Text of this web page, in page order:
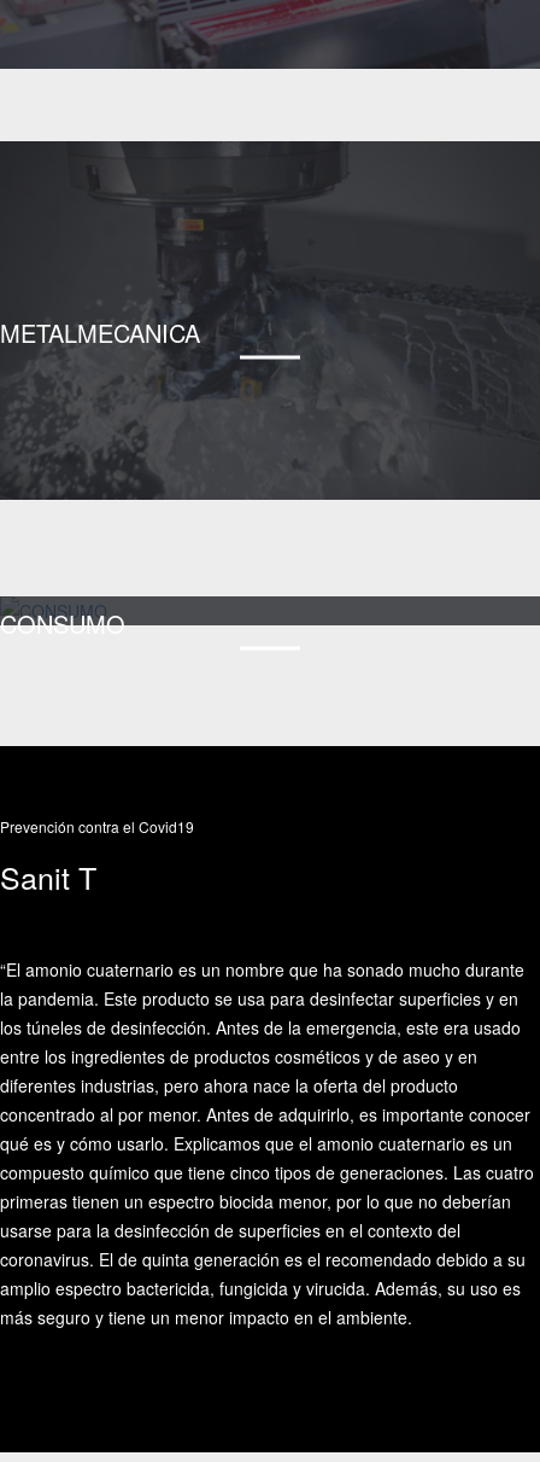
METALMECANICA
CONSUMO
Prevención contra el Covid19
Sanit T
“El amonio cuaternario es un nombre que ha sonado mucho durante
la pandemia. Este producto se usa para desinfectar superficies y en
los túneles de desinfección. Antes de la emergencia, este era usado
entre los ingredientes de productos cosméticos y de aseo y en
diferentes industrias, pero ahora nace la oferta del producto
concentrado al por menor. Antes de adquirirlo, es importante conocer
qué es y cómo usarlo. Explicamos que el amonio cuaternario es un
compuesto químico que tiene cinco tipos de generaciones. Las cuatro
primeras tienen un espectro biocida menor, por lo que no deberían
usarse para la desinfección de superficies en el contexto del
coronavirus. El de quinta generación es el recomendado debido a su
amplio espectro bactericida, fungicida y virucida. Además, su uso es
más seguro y tiene un menor impacto en el ambiente.